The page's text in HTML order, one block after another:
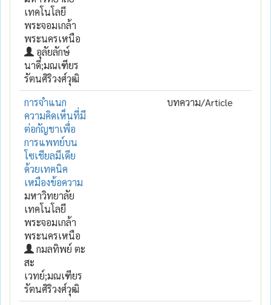
เทคโนโลยี
พระจอมเกล้า
พระนครเหนือ
อุลัยลักษ์
นาดี;มณเฑียร
รัตนศิริวงศ์วุฒิ
การจำแนก
ความคิดเห็นที่มี
ต่อกัญชาเพื่อ
การแพทย์บน
โซเชียลมีเดีย
ด้วยเทคนิค
เหมืองข้อความ
มหาวิทยาลัย
เทคโนโลยี
พระจอมเกล้า
พระนครเหนือ
กมลทิพย์ ตะ
สะ
เวทย์;มณเฑียร
รัตนศิริวงศ์วุฒิ
บทความ/Article